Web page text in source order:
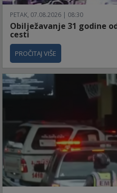
PETAK, 07.08.2026 | 08:30
Obilježavanje 31 godine
cesti
PROČITAJ VIŠE